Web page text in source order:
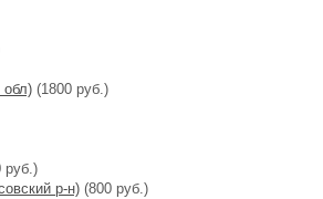
обл) (1800 руб.)
руб.)
р-н) (800 руб.)